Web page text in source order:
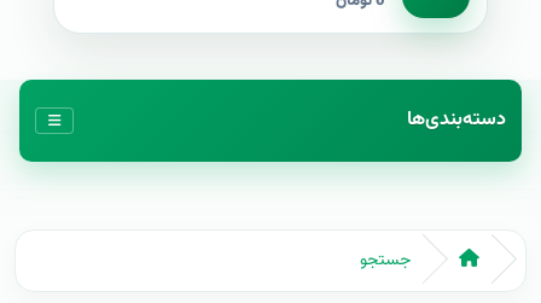
دسته‌بندی‌ها
جستجو